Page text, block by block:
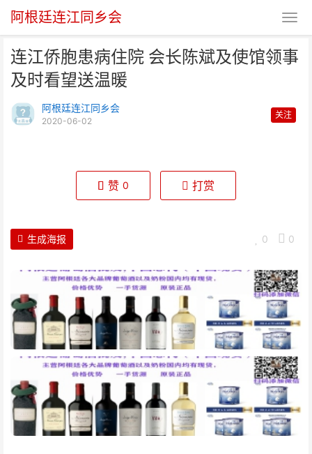
阿根廷连江同乡会
连江侨胞患病住院 会长陈斌及使馆领事
及时看望送温暖
阿根廷连江同乡会
2020-06-02
关注
馆领事及时看望送温暖
赞 0 打赏
0 0
生成海报